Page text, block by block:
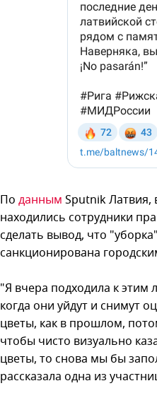
По данным Sputnik Латвия,
находились сотрудники
сделать вывод, что
санкционирована
"Я вчера подходила к
когда они уйдут и снимут
цветы, как в прошлом,
чтобы чисто визуально
цветы, то снова мы бы
рассказала одна из